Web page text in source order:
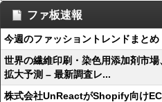
ファ板速報
今週のファッショントレンドまとめ
世界の繊維印刷・染色用添加剤市
拡大予測 – 最新調査レ...
株式会社UnReactがShopify向け